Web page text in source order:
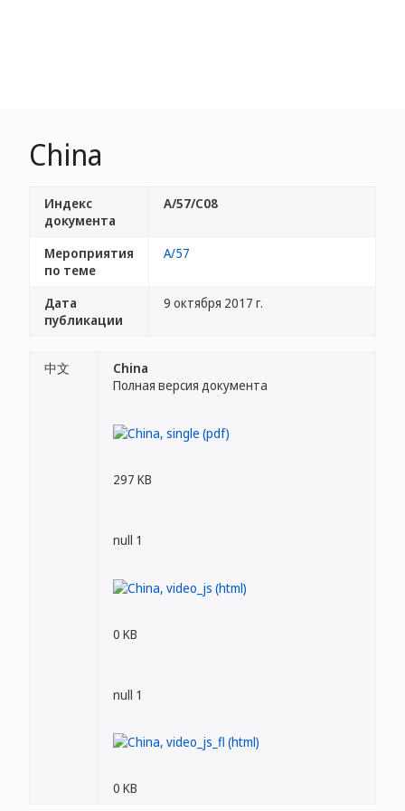
China
Индекс
документа
A/57/C08
Мероприятия
по теме
A/57
Дата
публикации
9 октября 2017 г.
中文
China
Полная версия документа
297 KB
null 1
0 KB
null 1
0 KB